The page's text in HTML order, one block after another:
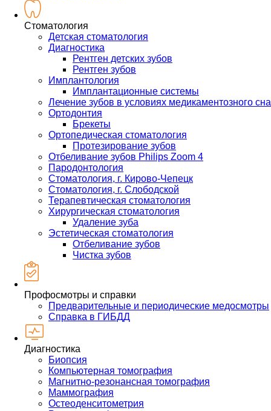
Стоматология
Детская стоматология
Диагностика
Рентген детских зубов
Рентген зубов
Имплантология
Имплантационные системы
Лечение зубов в условиях медикаментозного сна
Ортодонтия
Брекеты
Ортопедическая стоматология
Протезирование зубов
Отбеливание зубов Philips Zoom 4
Пародонтология
Стоматология, г. Кирово-Чепецк
Стоматология, г. Слободской
Терапевтическая стоматология
Хирургическая стоматология
Удаление зуба
Эстетическая стоматология
Отбеливание зубов
Чистка зубов
Профосмотры и справки
Предварительные и периодические медосмотры
Справка в ГИБДД
Диагностика
Биопсия
Компьютерная томография
Магнитно-резонансная томография
Маммография
Остеоденситометрия